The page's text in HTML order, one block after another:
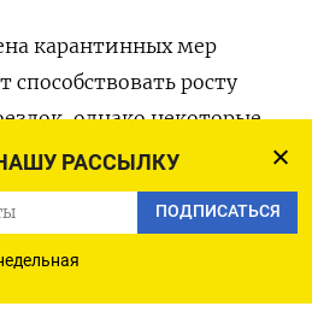
РАССЫЛКУ
ПОДПИСАТЬСЯ
карантинных мер
росту
однако некоторые
тестов у
в связи со вспышкой